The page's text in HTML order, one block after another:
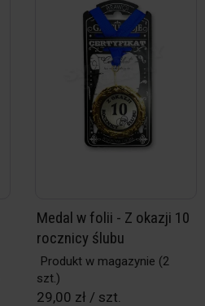
Medal w folii - Z okazji 10
rocznicy ślubu
Produkt w magazynie (2
szt.)
29,00 zł / szt.